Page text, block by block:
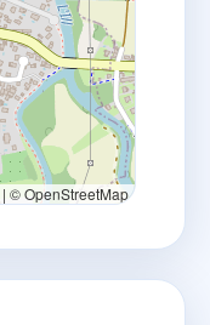
| © OpenStreetMap